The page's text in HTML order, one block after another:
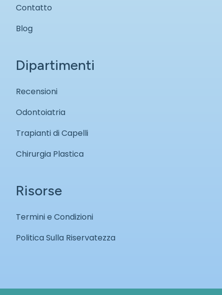
Contatto
Blog
Dipartimenti
Recensioni
Odontoiatria
Trapianti di Capelli
Chirurgia Plastica
Risorse
Termini e Condizioni
Politica Sulla Riservatezza